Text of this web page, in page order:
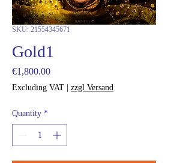
SKU: 21554345671
Gold1
€1,800.00Price
Excluding VAT | zzgl Versand
Quantity *